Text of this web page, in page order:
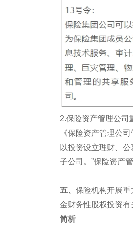
2.保险资产管理公司
《保险资产管理公
以投资设立理财、
子公司。”保险资产
五、 保险机构开展
金财务性股权投资有
简析